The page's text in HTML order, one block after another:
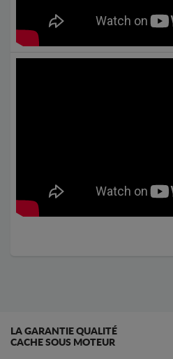
LA GARANTIE QUALITÉ
CACHE SOUS MOTEUR